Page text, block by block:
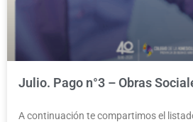
Julio. Pago n°3 – Obras
A continuación te compartimos el